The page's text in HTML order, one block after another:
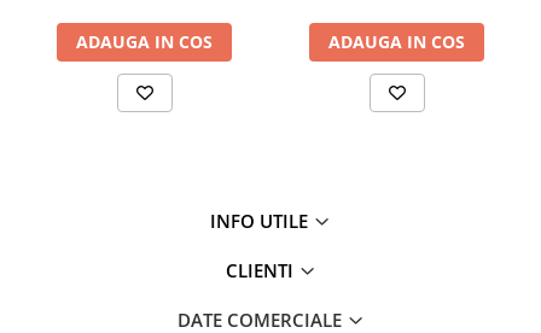
permanenta a setarilor pentru regenerare!
Debit (mc/h) 3
Continut rasini (l) 2 x 50
Racorduri (toli) 1"
Accesorii Incluse Bloc montaj , supapa protectie
Dimensiuni (cm) 25x157 [dxh]
Temperatura min/max (°C) 4/25
ADAUGA IN COS ADAUGA IN COS
INFO UTILE
CLIENTI
DATE COMERCIALE